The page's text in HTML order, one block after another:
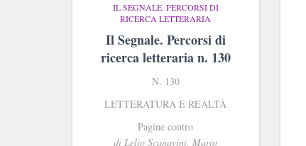
IL SEGNALE. PERCORSI DI
RICERCA LETTERARIA
Il Segnale. Percorsi di
ricerca letteraria n. 130
N. 130
LETTERATURA E REALTÀ
Pagine contro
di Lelio Scanavini, Mario